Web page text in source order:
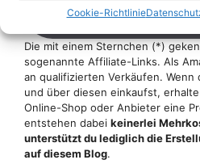
Cookie-RichtlinieGewinnspiel
Die mit einem Sternchen (*)
sogenannte Affiliate-Links. Als
an qualifizierten Verkäufen.
und über diesen einkaufst,
Online-Shop oder Anbieter eine
entstehen dabei keinerlei
unterstützt du lediglich die
auf diesem Blog.